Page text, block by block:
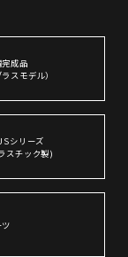
成品
ラスモデル）
シリーズ
スチック製)